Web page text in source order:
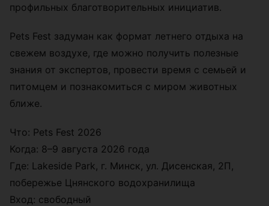
профильных благотворительных инициатив.
Pets Fest задуман как формат летнего отдыха на
свежем воздухе, где можно получить полезные
знания от экспертов, провести время с семьей и
питомцем и познакомиться с миром животных
ближе.
Что: Pets Fest 2026
Когда: 8–9 августа 2026 года
Где: Lakeside Park, г. Минск, ул. Дисенская, 2П,
побережье Цнянского водохранилища
Вход: свободный